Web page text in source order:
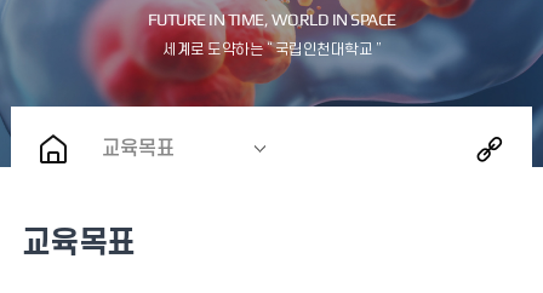
교육목표
교육목표